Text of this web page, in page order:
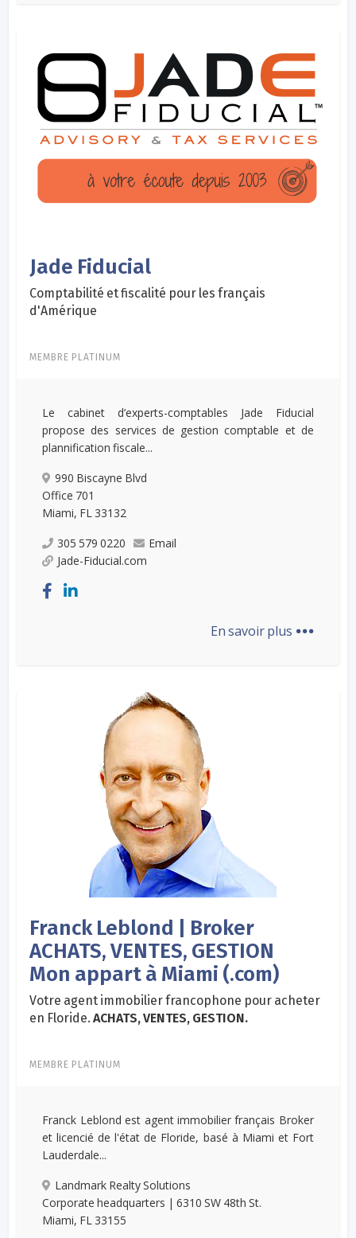
Jade Fiducial
Comptabilité et fiscalité pour les français
d'Amérique
MEMBRE PLATINUM
Le cabinet d’experts-comptables Jade Fiducial
propose des services de gestion comptable et de
plannification fiscale...
990 Biscayne Blvd
Office 701
Miami, FL 33132
305 579 0220
Email
Jade-Fiducial.com
En savoir plus ...
Franck Leblond | Broker
ACHATS, VENTES, GESTION
Mon appart à Miami (.com)
Votre agent immobilier francophone pour acheter
en Floride.ACHATS, VENTES, GESTION.
MEMBRE PLATINUM
Franck Leblond est agent immobilier français Broker
et licencié de l'état de Floride, basé à Miami et Fort
Lauderdale...
Landmark Realty Solutions
Corporate headquarters | 6310 SW 48th St.
Miami, FL 33155